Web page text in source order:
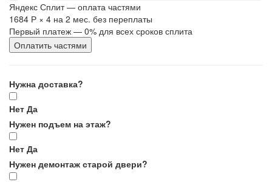
Яндекс Сплит — оплата частями
1684 Р × 4 на 2 мес. без переплаты
Первый платеж — 0% для всех сроков сплита
Оплатить частями
Нужна доставка?
Нет Да
Нужен подъем на этаж?
Нет Да
Нужен демонтаж старой двери?